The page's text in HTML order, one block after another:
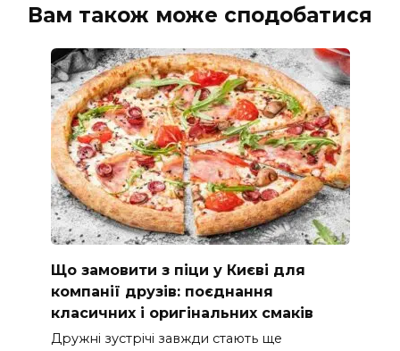
Вам також може сподобатися
Що замовити з піци у Києві для
компанії друзів: поєднання
класичних і оригінальних смаків
Дружні зустрічі завжди стають ще